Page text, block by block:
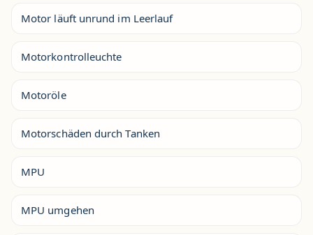
Motor läuft unrund im Leerlauf
Motorkontrolleuchte
Motoröle
Motorschäden durch Tanken
MPU
MPU umgehen